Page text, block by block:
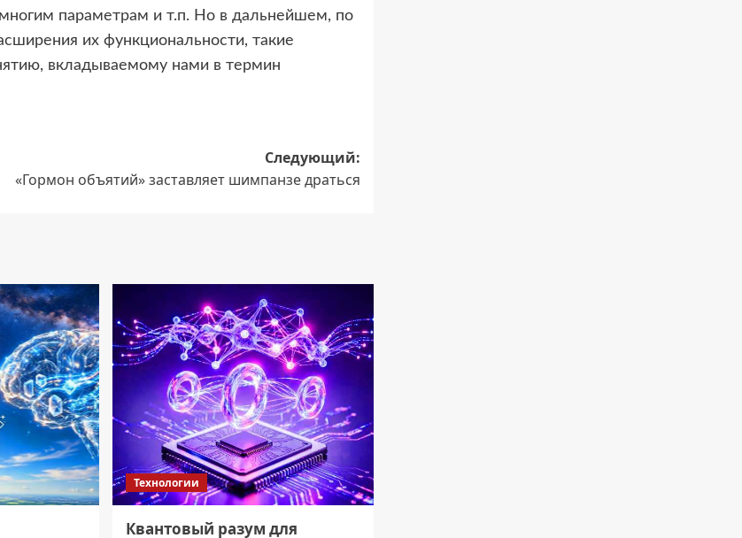
параметрам и т.п. Но в дальнейшем, по
их функциональности, такие
вкладываемому нами в термин
Следующий:
«Гормон объятий» заставляет шимпанзе драться
Технологии
Квантовый разум для